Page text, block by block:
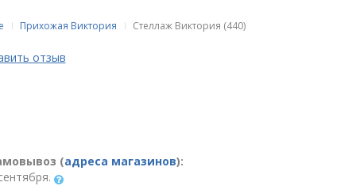
Прихожая Виктория Стеллаж Виктория (440)
отзыв
(адреса магазинов):